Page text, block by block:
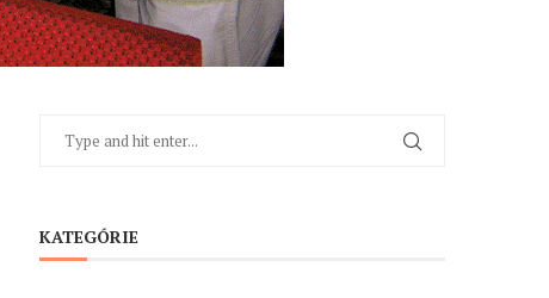
KATEGÓRIE